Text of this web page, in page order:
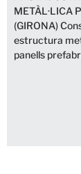
METÀL·LICA
(GIRONA)
estructura
panells